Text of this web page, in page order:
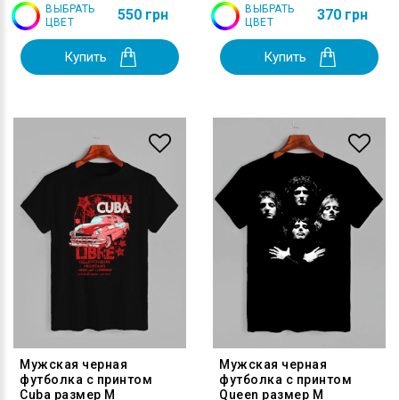
ВЫБРАТЬ
ЦВЕТ
550 грн
Купить
ВЫБРАТЬ
ЦВЕТ
370 грн
Купить
Мужская черная
футболка с принтом
Cuba размер M
Мужская черная
футболка с принтом
Queen размер M